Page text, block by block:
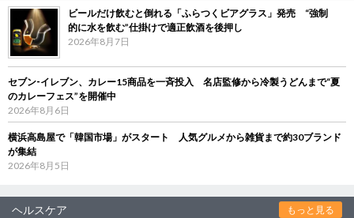
ビールだけ飲むと倒れる「ふらつくビアグラス」発売 “強制
的に水を飲む”仕掛けで適正飲酒を後押し
2026年8月7日
セブン‐イレブン、カレー15商品を一斉投入 名店監修から冷製うどんまで“夏
のカレーフェス”を開催中
2026年8月6日
横浜高島屋で「韓国市場」がスタート 人気グルメから雑貨まで約30ブランド
が集結
2026年8月5日
ヘルスケア もっと見る